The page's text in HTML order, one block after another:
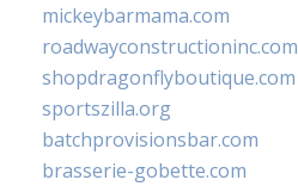
mickeybarmama.com
roadwayconstructioninc.com
shopdragonflyboutique.com
sportszilla.org
batchprovisionsbar.com
brasserie-gobette.com